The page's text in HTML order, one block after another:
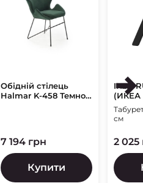
Обідній стілець
Halmar K-458 Темно-
7 194 грн
Купити
IKEA
(ИКЕА
см
2 025